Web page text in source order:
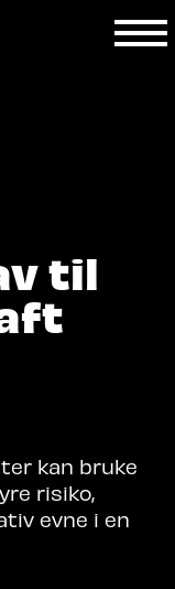
til
kan bruke
risiko,
evne i en